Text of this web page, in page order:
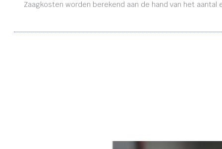
Zaagkosten worden berekend aan de hand van het